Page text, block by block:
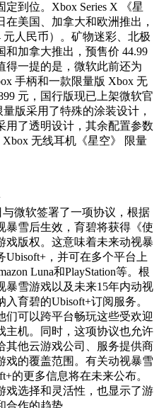
到位。Xbox Series X 《星
在美国、加拿大和欧洲推出，
元人民币）。矿物迷彩、北极
和加拿大推出，预售价 44.99
得一提的是，微软此前还为
手柄和一款限量版 Xbox 无
元，国行版现已上架微软官
版采用了特殊的涂装设计，
用了透明设计，其余配置参数
Xbox 无线耳机《星空》 限量
微软签署了一项协议，根据
暴雪后生效，育碧将获得《使
戏版权。这意味着未来动视暴
，并可在多个平台上
Luna和PlayStation等。根
暴雪游戏以及未来15年内动视
育碧的Ubisoft+订阅服务。
们可以跨平台畅玩这些受欢迎
主机。同时，这项协议也允许
其他云游戏公司、服务提供商
戏的覆盖范围。有关动视暴雪
的更多信息将在未来公布。
戏选择和灵活性，也显示了游
作的趋势。